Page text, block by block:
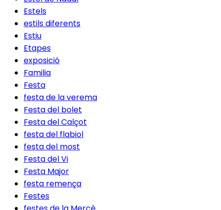
Estels
estils diferents
Estiu
Etapes
exposició
Familia
Festa
festa de la verema
Festa del bolet
Festa del Calçot
festa del flabiol
festa del most
Festa del Vi
Festa Major
festa remença
Festes